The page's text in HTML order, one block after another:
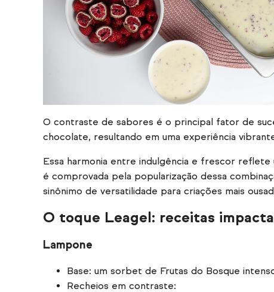
O contraste de sabores é o principal fator de
chocolate, resultando em uma experiência
Essa harmonia entre indulgência e frescor
é comprovada pela popularização dessa
sinônimo de versatilidade para criações mais
O toque Leagel: receitas
Lampone
Base: um sorbet de Frutas do Bosque
Recheios em contraste: